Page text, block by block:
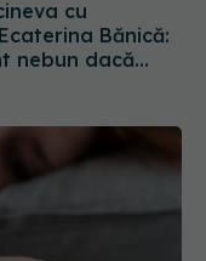
Bănică:
nebun dacă